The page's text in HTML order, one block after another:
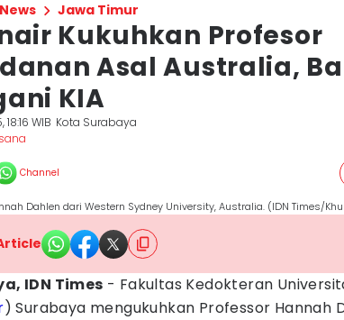
News Jawa Timur
Kukuhkan Profesor
Asal Australia,
KIA
WIB Kota Surabaya
Channel
Dahlen dari Western Sydney University, Australia. (IDN Times/
IDN Times - Fakultas Kedokteran
) Surabaya mengukuhkan Professor Hannah